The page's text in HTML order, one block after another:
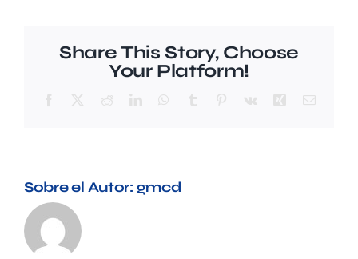
Share This Story, Choose
Your Platform!
Facebook RedditLinkedInWhatsApp
Tumblr Pinterest
Vk XingCorreo
Sobre el Autor: gmcd